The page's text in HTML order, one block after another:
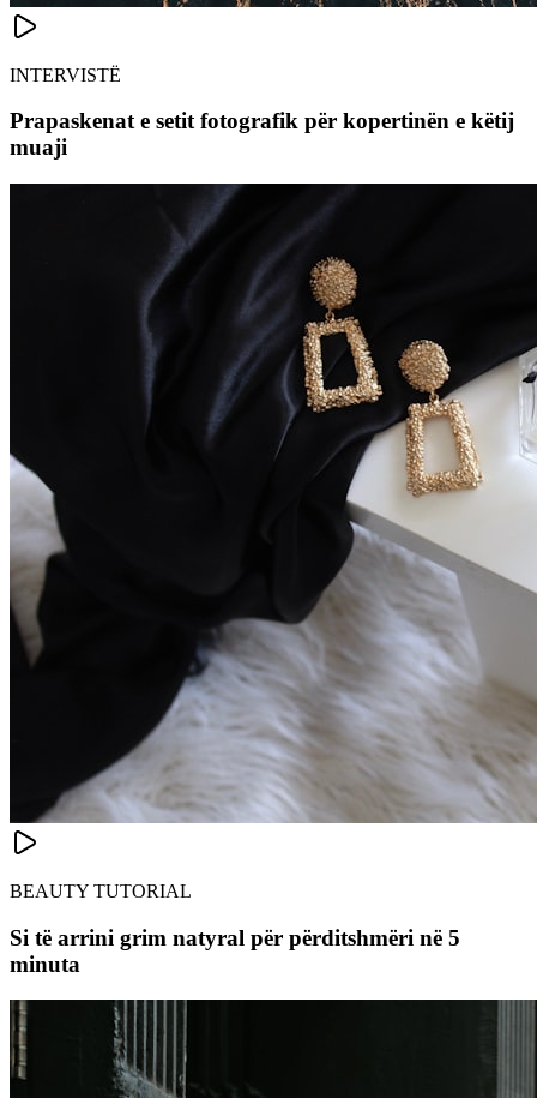
INTERVISTË
Prapaskenat e setit fotografik për kopertinën e këtij
muaji
BEAUTY TUTORIAL
Si të arrini grim natyral për përditshmëri në 5
minuta